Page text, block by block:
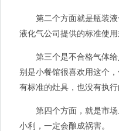
第二个方面就是瓶装液
液化气公司提供的标准使用
第三个是不合格气体给人
别是小餐馆很喜欢用这个
有标准的灶具，也没有执
第四个方面，就是市场
小利，一定会酿成祸害。